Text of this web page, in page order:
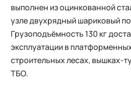
выполнен из оцинкованной
узле двухрядный шариковый
Грузоподъёмность 130 кг
эксплуатации в
строительных лесах, вышках-
ТБО.